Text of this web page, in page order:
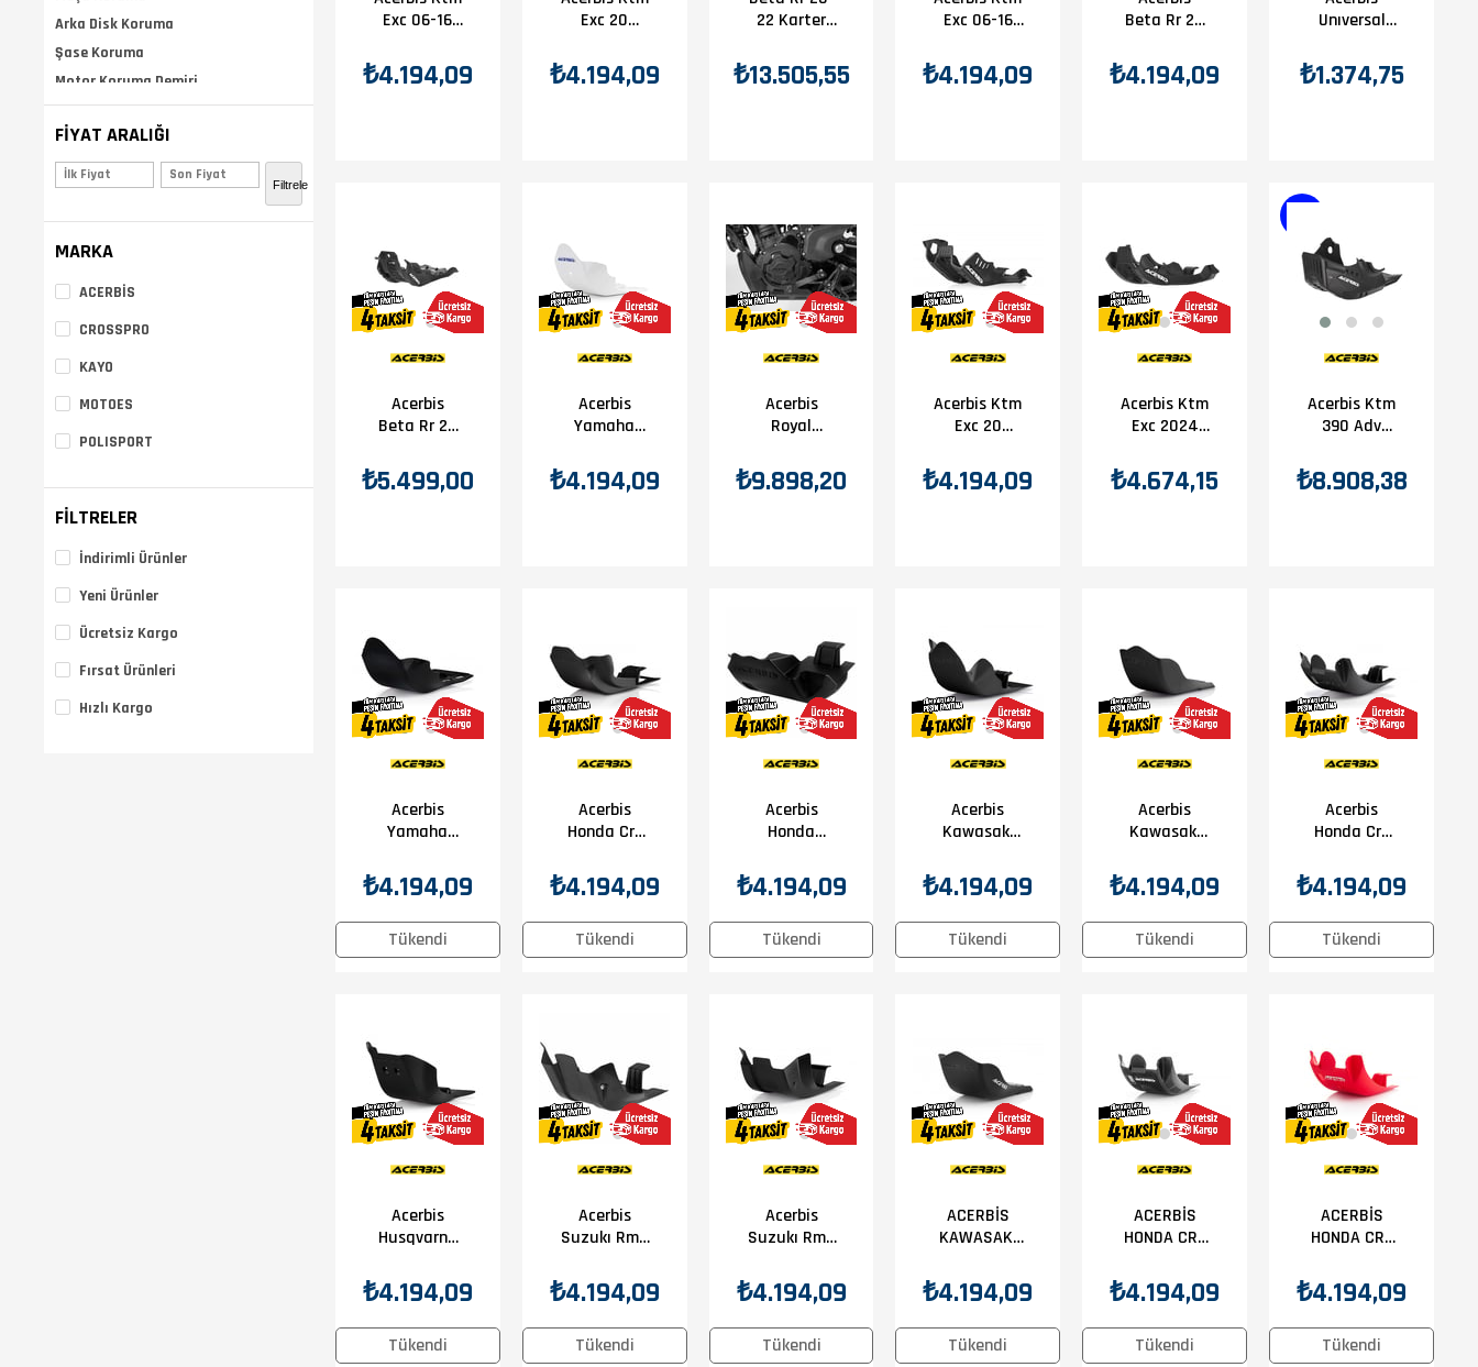
Arka Disk Koruma
Şase Koruma
Motor Koruma Demiri
Elcik Koruma
FIYAT ARALIĞI
Filtrele
MARKA
ACERBİS
CROSSPRO
KAYO
MOTOES
POLISPORT
FILTRELER
İndirimli Ürünler
Yeni Ürünler
Ücretsiz Kargo
Fırsat Ürünleri
Hızlı Kargo
Exc 06-16
Koruma
Turuncu
₺4.194,09
Exc 20
Koruma
Turuncu
₺4.194,09
22 Karter
₺13.505,55
Exc 06-16
Koruma
Siyah
₺4.194,09
Beta Rr 2T
Koruma
Siyah
₺4.194,09
Unıversal
Koruma
Uzatma
₺1.374,75
Acerbis
Beta Rr 2T
Karter
Koruma
₺5.499,00
Acerbis
Yamaha
Karter
Koruma
₺4.194,09
Acerbis
Royal
Hımalayan
Karter
₺9.898,20
Acerbis Ktm
Exc 20
Koruma
Siyah
₺4.194,09
Acerbis Ktm
Exc 2024
Koruma
Siyah
₺4.674,15
Acerbis Ktm
390 Adv
Koruma
Siyah
₺8.908,38
Tükendi
Acerbis
Yamaha
19 Karter
Koruma
Siyah
₺4.194,09
Tükendi
Acerbis
Honda Crf
Karter
Koruma
Siyah
₺4.194,09
Tükendi
Acerbis
Honda
17 Karter
Koruma
Siyah
₺4.194,09
Tükendi
Acerbis
Kawasaki
16 Karter
Koruma
Siyah
₺4.194,09
Tükendi
Acerbis
Kawasakı
15 Karter
Koruma
Siyah
₺4.194,09
Tükendi
Acerbis
Honda Crf
10-17 Karter
Koruma Syh
₺4.194,09
Tükendi
Acerbis
Husqvarna
Karter
Koruma
Siyah
₺4.194,09
Tükendi
Acerbis
Suzukı Rmz
Karter
Koruma
Siyah
₺4.194,09
Tükendi
Acerbis
Suzukı Rmz
Karter
Koruma
Siyah
₺4.194,09
Tükendi
ACERBİS
KAWASAKI
18 KARTER
KORUMA
SİYAH
₺4.194,09
Tükendi
ACERBİS
HONDA CRF
KARTER
KORUMA
SİYAH
₺4.194,09
Tükendi
ACERBİS
HONDA CRF
KARTER
KORUMA
KIRMIZI
₺4.194,09